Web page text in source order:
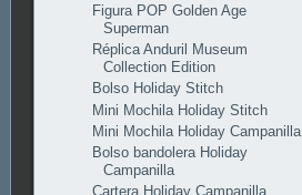
Figura POP Golden Age
Superman
Réplica Anduril Museum
Collection Edition
Bolso Holiday Stitch
Mini Mochila Holiday Stitch
Mini Mochila Holiday Campanilla
Bolso bandolera Holiday
Campanilla
Cartera Holiday Campanilla